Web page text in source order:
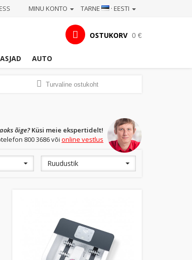
TARNE · EESTI
MINU KONTO
OSTUKORV 0 €
AUTO
Turvaline ostukoht
õige? Küsi meie ekspertidelt!
800 3686 või online vestlus
Ruudustik